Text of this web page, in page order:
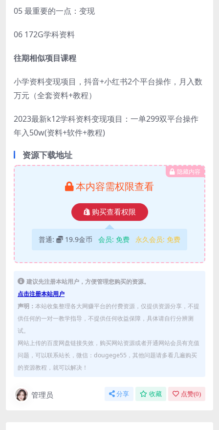
05 最重要的一点：变现
06 172G学科资料
往期相似项目课程
小学资料变现项目，抖音+小红书2个平台操作，月入数
万元（全套资料+教程）
2023最新k12学科资料变现项目：一单299双平台操作
年入50w(资料+软件+教程)
资源下载地址
隐藏内容
本内容需权限查看
购买查看权限
普通: 19.9金币 会员: 免费 永久会员: 免费
建议先注册本站用户，方便管理您购买的资源。
点击注册本站用户
声明： 本站收集整理各大网赚平台的付费资源，仅提供资源分享，不提
供任何的一对一教学指导，不提供任何收益保障，具体请自行分辨测
试。
网站上传的百度网盘链接失效，购买网站资源或者开通网站会员有充值
问题，可以联系站长，微信：dougege55，其他问题请多看几遍购买
的资源教程，就可以解决！
管理员 分享 收藏 点赞(0)